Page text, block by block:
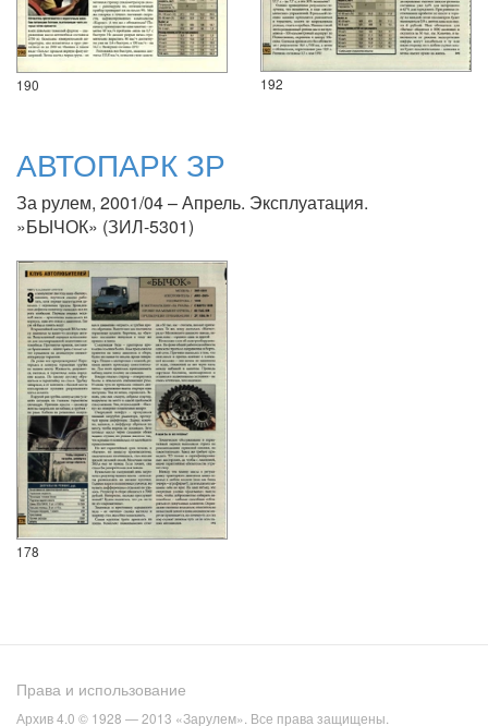
190 192
АВТОПАРК ЗР
За рулем, 2001/04 – Апрель. Эксплуатация.
»БЫЧОК» (ЗИЛ-5301)
178
Права и использование
Архив 4.0 © 1928 — 2013 «Зарулем». Все права защищены.